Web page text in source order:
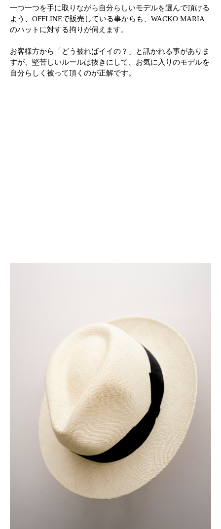
一つ一つを手に取りながら自分らしいモデルを選んで頂ける
よう、OFFLINEで販売している事からも、WACKO MARIA
のハットに対する拘りが伺えます。
お客様方から「どう被ればイイの？」と訊かれる事がありま
すが、堅苦しいルールは抜きにして、お気に入りのモデルを
自分らしく被って頂くのが正解です。